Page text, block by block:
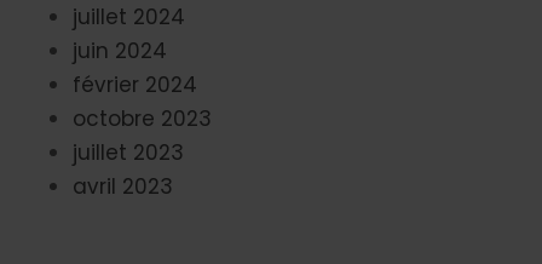
juillet 2024
juin 2024
février 2024
octobre 2023
juillet 2023
avril 2023